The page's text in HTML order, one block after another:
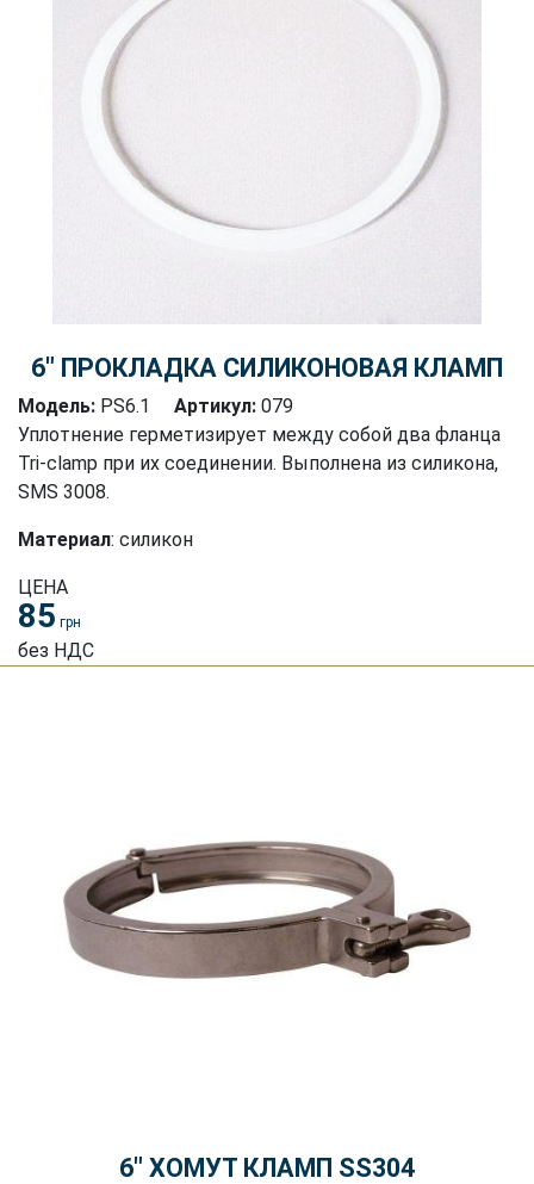
6″ ПРОКЛАДКА СИЛИКОНОВАЯ КЛАМП
Модель: PS6.1 Артикул: 079
Уплотнение герметизирует между собой два фланца
Tri-clamp при их соединении. Выполнена из силикона,
SMS 3008.
Материал: силикон
ЦЕНА
85 грн
без НДС
6″ ХОМУТ КЛАМП SS304